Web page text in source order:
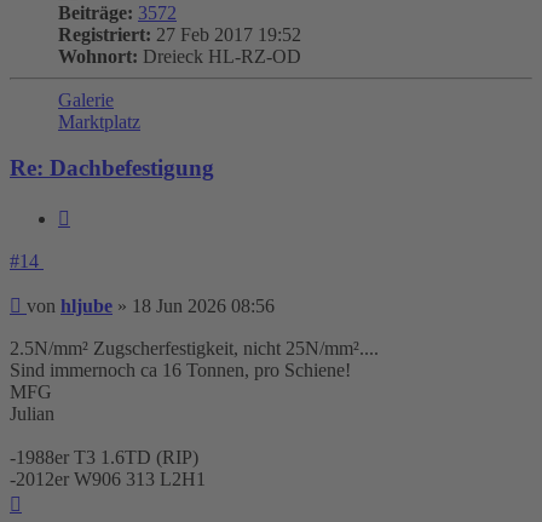
Beiträge: 3572
Registriert: 27 Feb 2017 19:52
Wohnort: Dreieck HL-RZ-OD
Galerie
Marktplatz
Re: Dachbefestigung
#14
Beitrag
von hljube » 18 Jun 2026 08:56
2.5N/mm² Zugscherfestigkeit, nicht 25N/mm²....
Sind immernoch ca 16 Tonnen, pro Schiene!
MFG
Julian
-1988er T3 1.6TD (RIP)
-2012er W906 313 L2H1